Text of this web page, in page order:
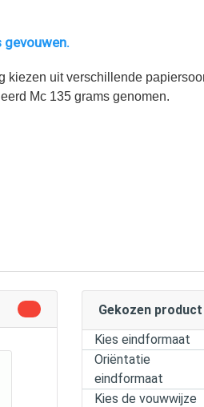
uit verschillende
Mc 135 grams genomen.
Gekozen product
Kies eindformaat
Oriëntatie
eindformaat
Kies de vouwwijze